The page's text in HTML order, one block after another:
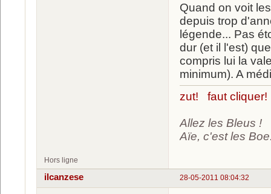
Quand on voit
depuis trop
légende... Pas
dur (et il l'est)
compris lui la
minimum). A
zut! faut cliquer!
Allez les Bleus !
Aïe, c'est les
Hors ligne
28-05-2011 08:04:32
ilcanzese